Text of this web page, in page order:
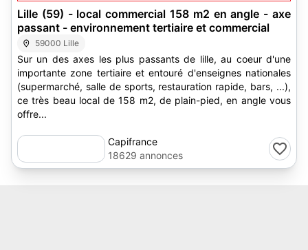
Lille (59) - local commercial 158 m2 en angle - axe
passant - environnement tertiaire et commercial
59000 Lille
Sur un des axes les plus passants de lille, au coeur d'une
importante zone tertiaire et entouré d'enseignes nationales
(supermarché, salle de sports, restauration rapide, bars, ...),
ce très beau local de 158 m2, de plain-pied, en angle vous
offre...
Capifrance
18629 annonces